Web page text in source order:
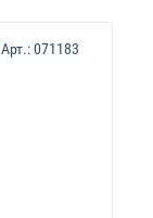
Арт.:071183